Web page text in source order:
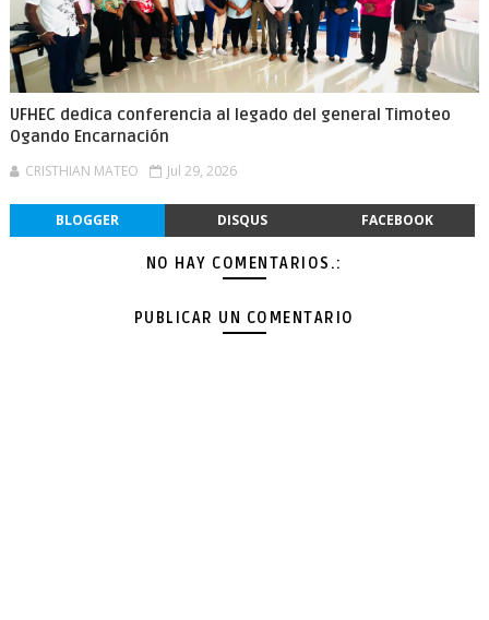
UFHEC dedica conferencia al legado del general Timoteo
Ogando Encarnación
CRISTHIAN MATEO Jul 29, 2026
BLOGGER DISQUS FACEBOOK
NO HAY COMENTARIOS.:
PUBLICAR UN COMENTARIO